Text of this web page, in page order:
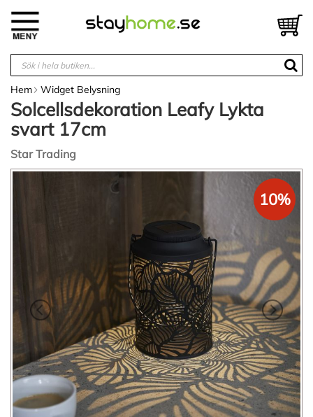
innehållet
Hem Widget Belysning
Solcellsdekoration Leafy Lykta
svart 17cm
Star Trading
Hoppa
10%